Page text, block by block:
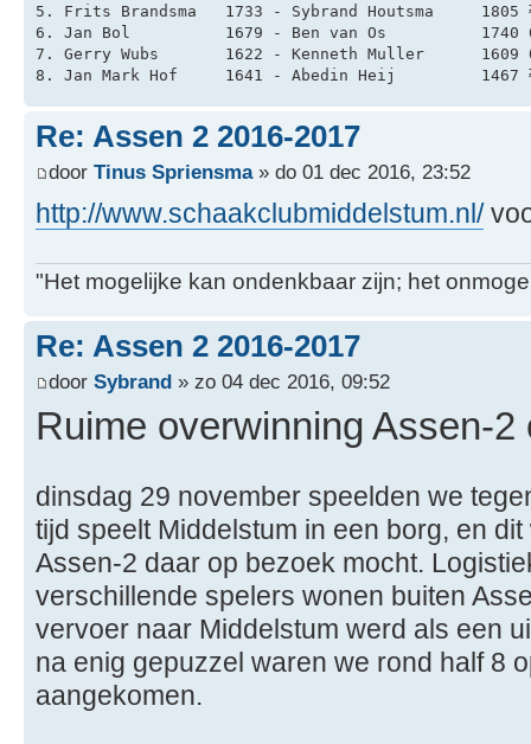
5. Frits Brandsma   1733 - Sybrand Houtsma
6. Jan Bol          1679 - Ben van Os          1740
7. Gerry Wubs       1622 - Kenneth Muller
8. Jan Mark Hof     1641 - Abedin Heij         1467
Re: Assen 2 2016-2017
door Tinus Spriensma» do 01 dec 2016, 23:52
http://www.schaakclubmiddelstum.nl/
"Het mogelijke kan ondenkbaar zijn; het
Re: Assen 2 2016-2017
door Sybrand » zo 04 dec 2016, 09:52
Ruime overwinning Assen-2
dinsdag 29 november speelden we
tijd speelt Middelstum in een borg, en
Assen-2 daar op bezoek mocht.
verschillende spelers wonen buiten
vervoer naar Middelstum werd als een
na enig gepuzzel waren we rond half 8
aangekomen.